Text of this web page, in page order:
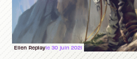
Ellen Replayle 30 juin 2021